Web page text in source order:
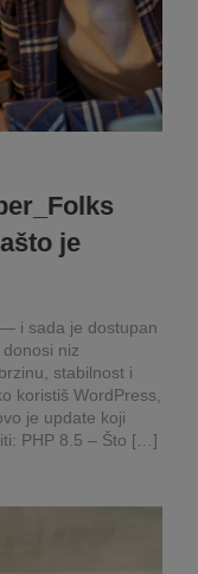
je
i sada je dostupan
niz
stabilnost i
koristiš WordPress,
je update koji
PHP 8.5 – Što […]